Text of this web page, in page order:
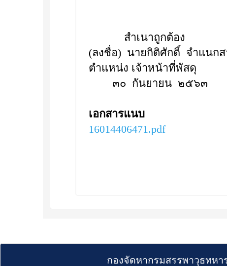
สำเนาถูกต้อง
(ลงชื่อ) นายกิติศักดิ์ จำแนกส
ตำแหน่ง เจ้าหน้าที่พัสดุ
๓๐ กันยายน ๒๕๖๓
เอกสารแนบ
16014406471.pdf
กองจัดหากรมสรรพาวุธทห